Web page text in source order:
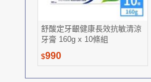
舒酸定牙齦健康長效抗敏清涼
牙膏 160g x 10條組
$990